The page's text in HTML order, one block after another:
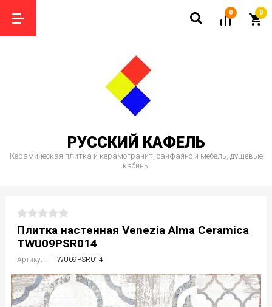
0 0
РУССКИЙ КАФЕЛЬ
Керамическая плитка и керамогранит, санфаянс и мебель, душевые
кабины
Плитка настенная Venezia Alma Ceramica
TWU09PSR014
Артикул: TWU09PSR014